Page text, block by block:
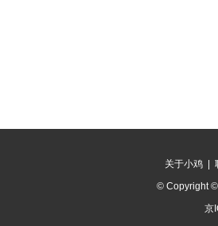
关于小鸡 |
© Copyright
京